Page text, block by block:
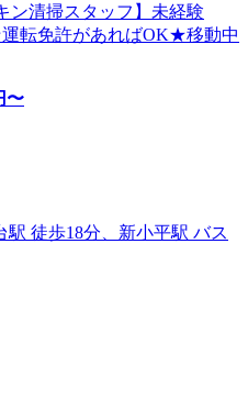
ン清掃スタッフ】未経験
転免許があればOK★移動中
〜
徒歩18分、新小平駅 バス